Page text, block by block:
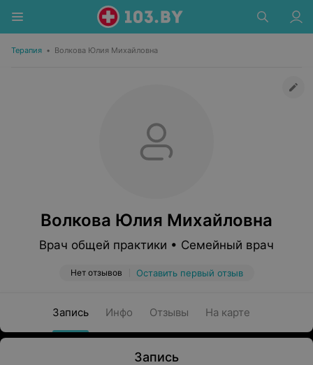
Терапия • Волкова Юлия Михайловна
Волкова Юлия Михайловна
Врач общей практики • Семейный врач
Нет отзывов Оставить первый отзыв
Запись Инфо Отзывы На карте
Запись